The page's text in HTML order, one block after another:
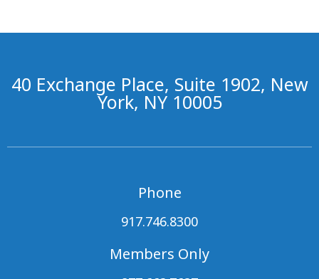
40 Exchange Place, Suite 1902, New
York, NY 10005
Phone
917.746.8300
Members Only